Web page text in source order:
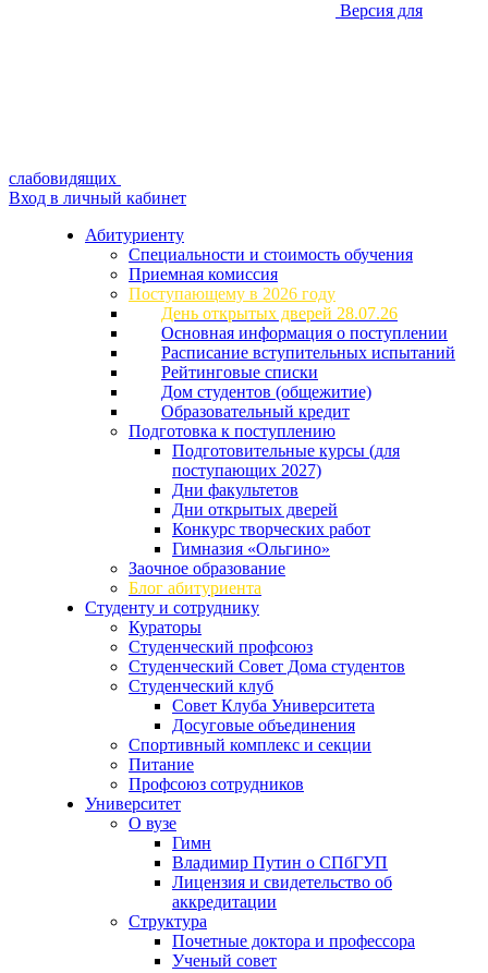
Версия для
слабовидящих
Вход в личный кабинет
Абитуриенту
Специальности и стоимость обучения
Приемная комиссия
Поступающему в 2026 году
День открытых дверей 28.07.26
Основная информация о поступлении
Расписание вступительных испытаний
Рейтинговые списки
Дом студентов (общежитие)
Образовательный кредит
Подготовка к поступлению
Подготовительные курсы (для
поступающих 2027)
Дни факультетов
Дни открытых дверей
Конкурс творческих работ
Гимназия «Ольгино»
Заочное образование
Блог абитуриента
Студенту и сотруднику
Кураторы
Студенческий профсоюз
Студенческий Совет Дома студентов
Студенческий клуб
Совет Клуба Университета
Досуговые объединения
Спортивный комплекс и секции
Питание
Профсоюз сотрудников
Университет
О вузе
Гимн
Владимир Путин о СПбГУП
Лицензия и свидетельство об
аккредитации
Структура
Почетные доктора и профессора
Ученый совет